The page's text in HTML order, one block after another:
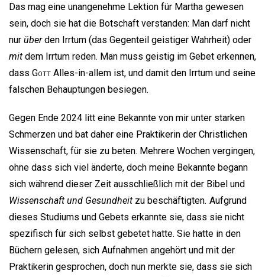
Das mag eine unangenehme Lektion für Martha gewesen
sein, doch sie hat die Botschaft verstanden: Man darf nicht
nur überden Irrtum (das Gegenteil geistiger Wahrheit) oder
mit dem Irrtum reden. Man muss geistig im Gebet erkennen,
dass Gott Alles-in-allem ist, und damit den Irrtum und seine
falschen Behauptungen besiegen.
Gegen Ende 2024 litt eine Bekannte von mir unter starken
Schmerzen und bat daher eine Praktikerin der Christlichen
Wissenschaft, für sie zu beten. Mehrere Wochen vergingen,
ohne dass sich viel änderte, doch meine Bekannte begann
sich während dieser Zeit ausschließlich mit der Bibel und
Wissenschaft und Gesundheit zu beschäftigten. Aufgrund
dieses Studiums und Gebets erkannte sie, dass sie nicht
spezifisch für sich selbst gebetet hatte. Sie hatte in den
Büchern gelesen, sich Aufnahmen angehört und mit der
Praktikerin gesprochen, doch nun merkte sie, dass sie sich